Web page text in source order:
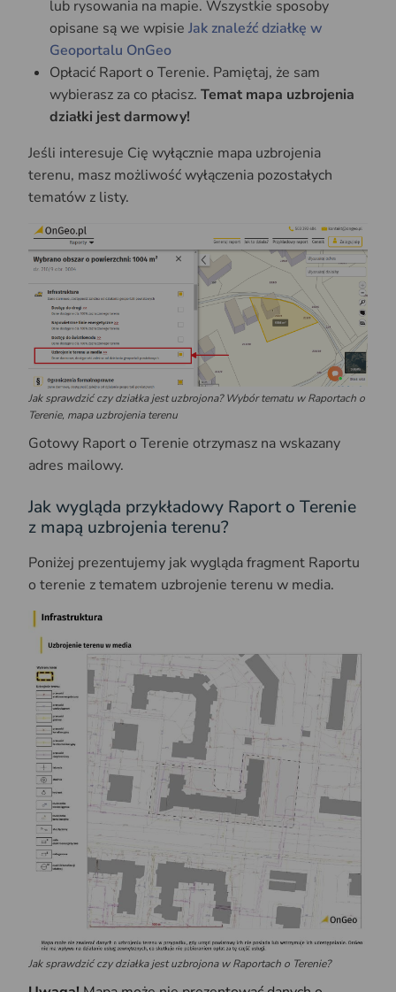
lub rysowania na mapie. Wszystkie sposoby
opisane są we wpisie Jak znaleźć działkę w
Geoportalu OnGeo
Opłacić Raport o Terenie. Pamiętaj, że sam
wybierasz za co płacisz. Temat mapa uzbrojenia
działki jest darmowy!
Jeśli interesuje Cię wyłącznie mapa uzbrojenia
terenu, masz możliwość wyłączenia pozostałych
tematów z listy.
Jak sprawdzić czy działka jest uzbrojona? Wybór tematu w Raportach o
Terenie, mapa uzbrojenia terenu
Gotowy Raport o Terenie otrzymasz na wskazany
adres mailowy.
Jak wygląda przykładowy Raport o Terenie
z mapą uzbrojenia terenu?
Poniżej prezentujemy jak wygląda fragment Raportu
o terenie z tematem uzbrojenie terenu w media.
Jak sprawdzić czy działka jest uzbrojona w Raportach o Terenie?